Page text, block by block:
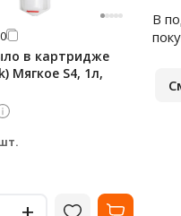
в картридже
Мягкое S4, 1л,
Арт.
В